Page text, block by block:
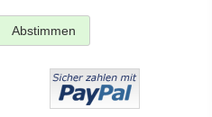
Abstimmen